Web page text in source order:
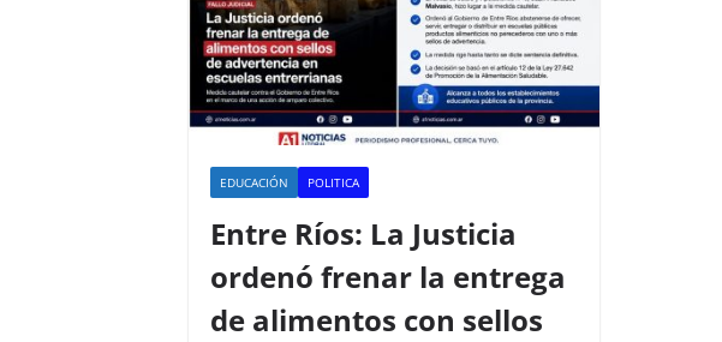
EDUCACIÓN POLITICA
Entre Ríos: La Justicia
ordenó frenar la entrega
de alimentos con sellos